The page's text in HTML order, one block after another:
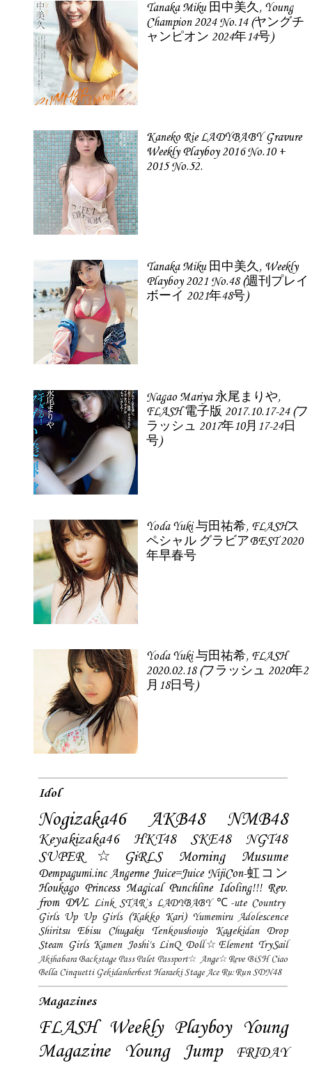
Tanaka Miku 田中美久, Young
Champion 2024 No.14 (ヤングチ
ャンピオン 2024年14号)
Kaneko Rie LADYBABY Gravure
Weekly Playboy 2016 No.10 +
2015 No.52.
Tanaka Miku 田中美久, Weekly
Playboy 2021 No.48 (週刊プレイ
ボーイ 2021年48号)
Nagao Mariya 永尾まりや,
FLASH 電子版 2017.10.17-24 (フ
ラッシュ 2017年10月17-24日
号)
Yoda Yuki 与田祐希, FLASHス
ペシャル グラビアBEST 2020
年早春号
Yoda Yuki 与田祐希, FLASH
2020.02.18 (フラッシュ 2020年2
月18日号)
Idol
Nogizaka46 AKB48 NMB48
Keyakizaka46 HKT48 SKE48
NGT48
SUPER☆GiRLS
Morning Musume
Dempagumi.inc Angerme Juice=Juice NijiCon-虹コン
Houkago Princess Magical Punchline Idoling!!! Rev.
from DVL Link STAR`s LADYBABY ℃-ute Country
Girls Up Up Girls (Kakko Kari) Yumemiru Adolescence
Shiritsu Ebisu Chugaku
Tenkoushoujo Kagekidan
Drop
Steam Girls Kamen Joshi's LinQ Doll☆Element TrySail
Akihabara Backstage Pass Palet Passport☆ Ange☆Reve BiSH Ciao
Bella Cinquetti Gekidanherbest Haraeki Stage Ace Ru:Run SDN48
Magazines
FLASH Weekly Playboy Young
Magazine
Young Jump
FRIDAY